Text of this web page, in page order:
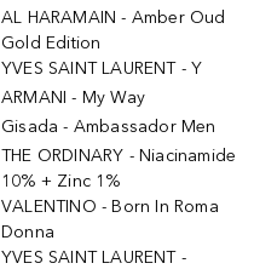
AL HARAMAIN - Amber Oud
Gold Edition
YVES SAINT LAURENT - Y
ARMANI - My Way
Gisada - Ambassador Men
THE ORDINARY - Niacinamide
10% + Zinc 1%
VALENTINO - Born In Roma
Donna
YVES SAINT LAURENT -